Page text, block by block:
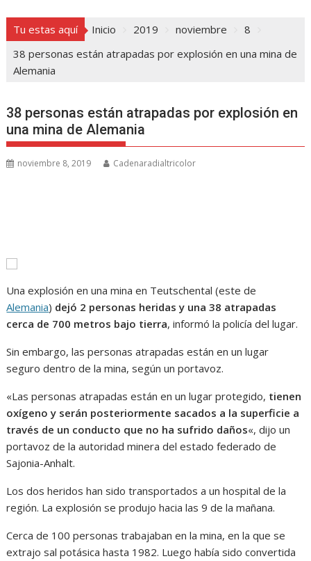
Tu estas aquí Inicio 2019 noviembre
8
38 personas están atrapadas por explosión en una mina de
Alemania
38 personas están atrapadas por explosión en
una mina de Alemania
noviembre 8, 2019 Cadenaradialtricolor
Una explosión en una mina en Teutschental (este de
Alemania) dejó 2 personas heridas y una 38 atrapadas
cerca de 700 metros bajo tierra, informó la policía del lugar.
Sin embargo, las personas atrapadas están en un lugar
seguro dentro de la mina, según un portavoz.
«Las personas atrapadas están en un lugar protegido, tienen
oxígeno y serán posteriormente sacados a la superficie a
través de un conducto que no ha sufrido daños«, dijo un
portavoz de la autoridad minera del estado federado de
Sajonia-Anhalt.
Los dos heridos han sido transportados a un hospital de la
región. La explosión se produjo hacia las 9 de la mañana.
Cerca de 100 personas trabajaban en la mina, en la que se
extrajo sal potásica hasta 1982. Luego había sido convertida